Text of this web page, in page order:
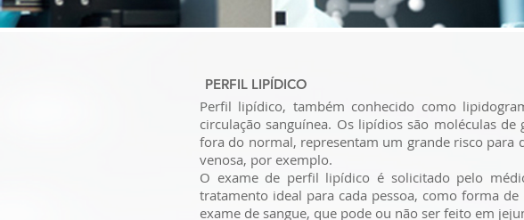
PERFIL LIPÍDICO
Perfil lipídico, também conhecido como
circulação sanguínea. Os lipídios são moléculas
fora do normal, representam um grande risco para
venosa, por exemplo.
O exame de perfil lipídico é solicitado pelo
tratamento ideal para cada pessoa, como forma
exame de sangue, que pode ou não ser feito em